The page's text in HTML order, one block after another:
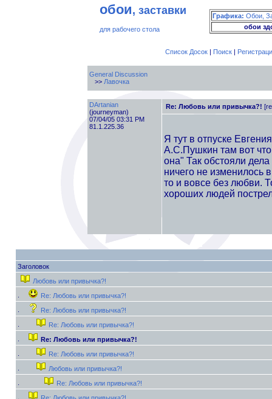
обои, заставки
для рабочего стола
Графика: Обои,
обои
Список Досок| Поиск|
General Discussion
>> Лавочка
DArtanian
(journeyman)
07/04/05 03:31 PM
81.1.225.36
Re: Любовь или привычка?!
Я тут в отпуске
А.С.Пушкин там вот
она" Так обстояли
ничего не изменилось
то и вовсе без любви.
хороших людей
Заголовок
Любовь или привычка?!
Re: Любовь или привычка?!
Re: Любовь или привычка?!
Re: Любовь или привычка?!
Re: Любовь или привычка?!
Re: Любовь или привычка?!
Любовь или привычка?!
Re: Любовь или привычка?!